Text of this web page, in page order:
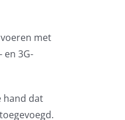
met
en 3G-
hand dat